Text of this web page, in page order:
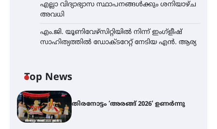
എല്ലാ വിദ്യാഭ്യാസ സ്ഥാപനങ്ങൾക്കും ശനിയാഴ്ച
അവധി
എം.ജി. യൂണിവേഴ്‌സിറ്റിയിൽ നിന്ന് ഇംഗ്ളീഷ്
സാഹിത്യത്തിൽ ഡോക്ടറേറ്റ് നേടിയ എൻ. ആര്യ
Top News
തിരനോട്ടം ‘അരങ്ങ് 2026’ ഉണർന്നു